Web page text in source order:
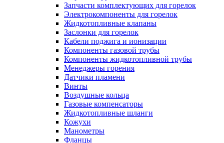
Запчасти комплектующих для горелок
Электрокомпоненты для горелок
Жидкотопливные клапаны
Заслонки для горелок
Кабели поджига и ионизации
Компоненты газовой трубы
Компоненты жидкотопливной трубы
Менеджеры горения
Датчики пламени
Винты
Воздушные кольца
Газовые компенсаторы
Жидкотопливные шланги
Кожухи
Манометры
Фланцы